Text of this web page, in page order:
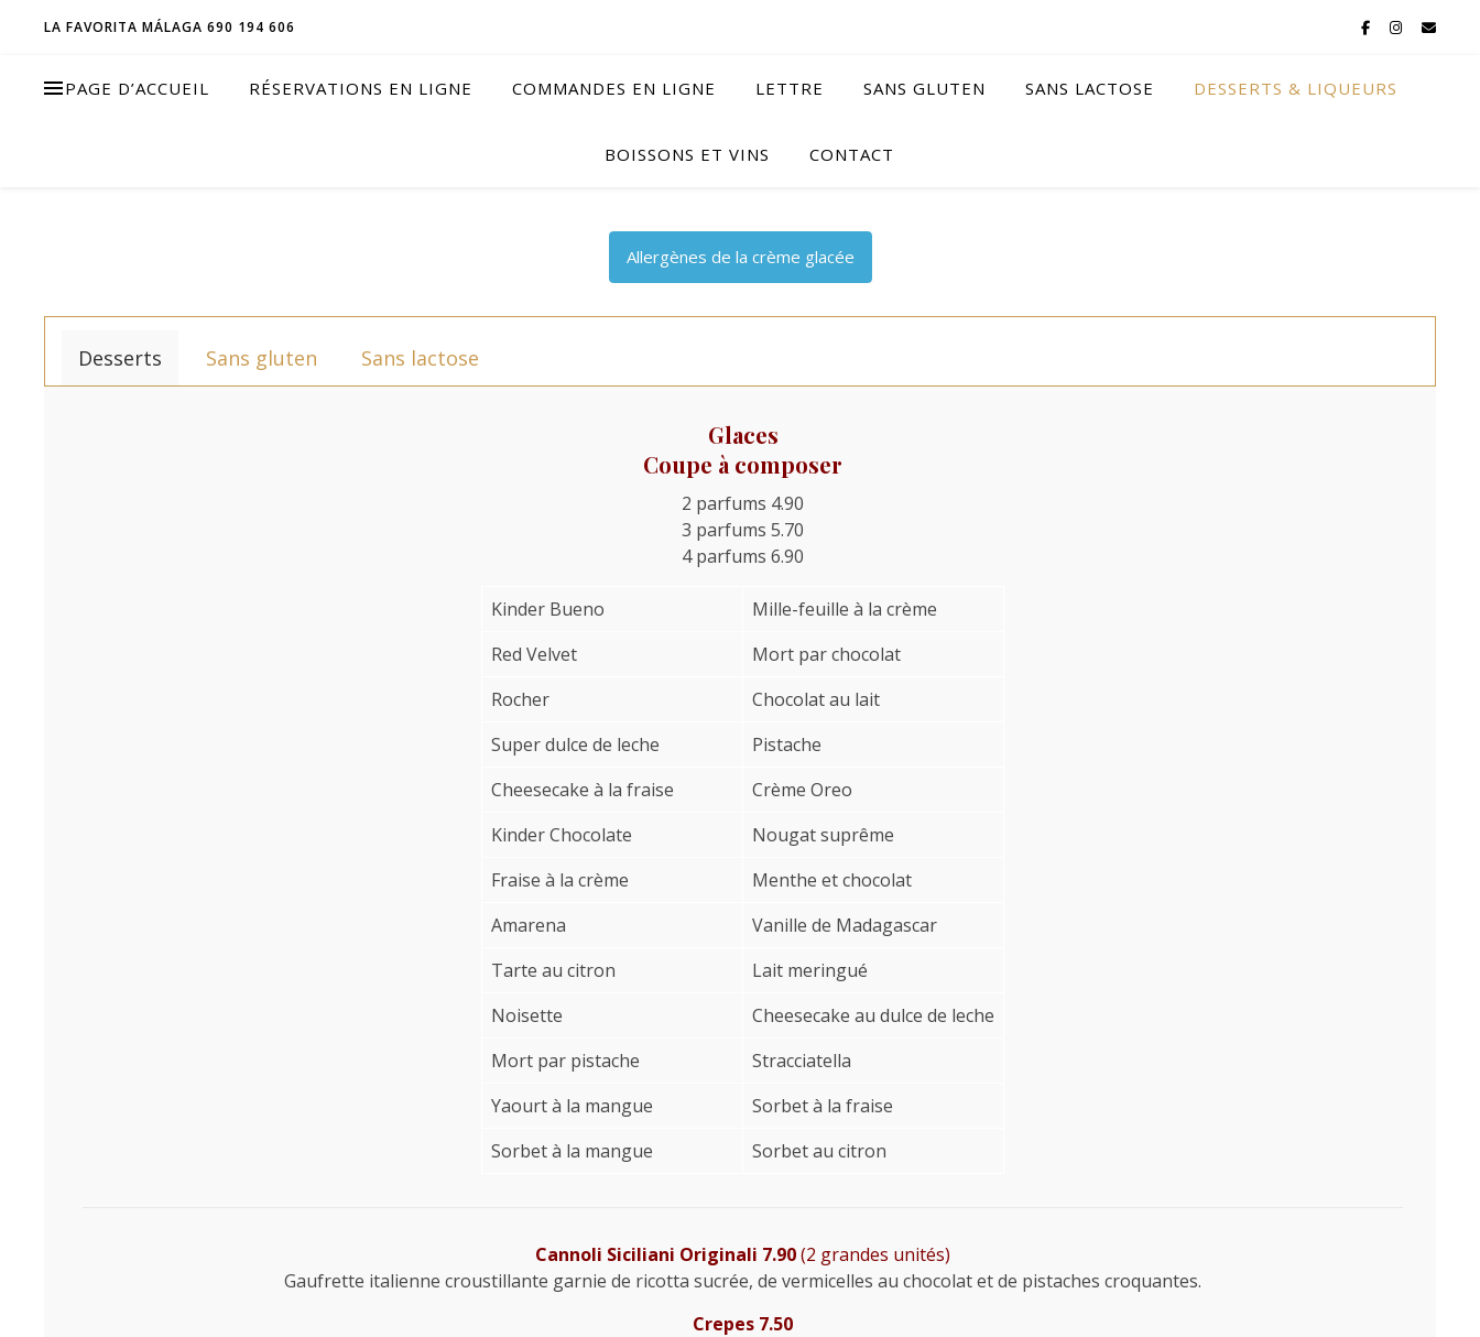
LA FAVORITA MÁLAGA 690 194 606
PAGE D’ACCUEIL RÉSERVATIONS EN LIGNE COMMANDES EN LIGNE LETTRE SANS GLUTEN SANS LACTOSE DESSERTS & LIQUEURS
BOISSONS ET VINS CONTACT
Allergènes de la crème glacée
Desserts Sans gluten Sans lactose
Glaces
Coupe à composer
2 parfums 4.90
3 parfums 5.70
4 parfums 6.90
Kinder Bueno
Mille-feuille à la crème
Red Velvet
Mort par chocolat
Rocher
Chocolat au lait
Super dulce de leche
Pistache
Cheesecake à la fraise
Crème Oreo
Kinder Chocolate
Nougat suprême
Fraise à la crème
Menthe et chocolat
Amarena
Vanille de Madagascar
Tarte au citron
Lait meringué
Noisette
Cheesecake au dulce de leche
Mort par pistache
Stracciatella
Yaourt à la mangue
Sorbet à la fraise
Sorbet à la mangue
Sorbet au citron
Cannoli Siciliani Originali 7.90(2 grandes unités)
Gaufrette italienne croustillante garnie de ricotta sucrée, de vermicelles au chocolat et de pistaches croquantes.
Crepes 7.50